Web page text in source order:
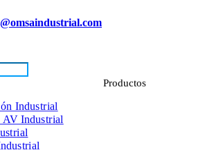
Industrial
AV Industrial